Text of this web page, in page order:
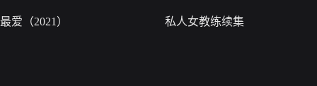
最爱（2021） 私人女教练续集